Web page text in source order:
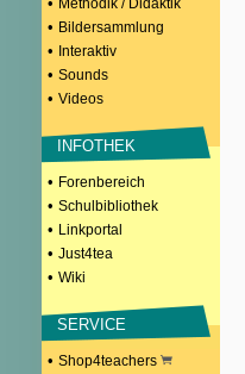
Methodik / Didaktik
• Bildersammlung
• Interaktiv
• Sounds
• Videos
INFOTHEK
• Forenbereich
• Schulbibliothek
• Linkportal
• Just4tea
• Wiki
SERVICE
• Shop4teachers